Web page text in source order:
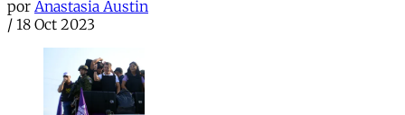
por Anastasia Austin
/ 18 Oct 2023